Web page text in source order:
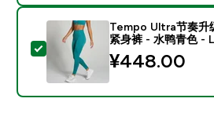
Select this product - Tempo
Tempo Ultra节奏升
紧身裤 - 水鸭青色 - L
¥448.00‎